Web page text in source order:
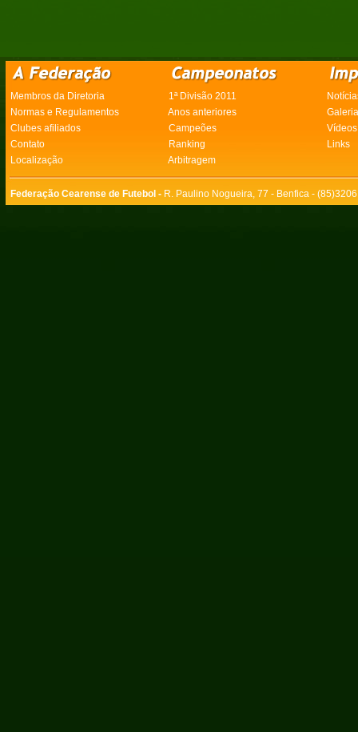
Membros da Diretoria 1ª Divisão 2011
Normas e Regulamentos
Anos anteriores
Clubes afiliados
Campeões
Vídeos
Contato
Ranking
Links
Localização
Arbitragem
Federação Cearense de Futebol - R. Paulino Nogueira, 77 - Benfica -